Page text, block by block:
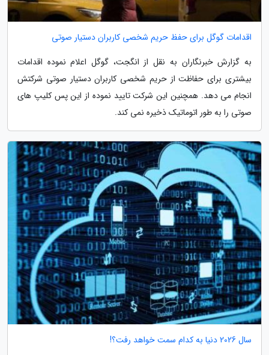
اقدامات گوگل برای حفظ حریم شخصی کاربران دستیار صوتی
به گزارش خبرنگاران به نقل از انگجت، گوگل اعلام نموده اقدامات
بیشتری برای حفاظت از حریم شخصی کاربران دستیار صوتی شرکتش
انجام می دهد. همچنین این شرکت تایید نموده از این پس کلیپ های
صوتی را به طور اتوماتیک ذخیره نمی کند.
سال 2026 دنیا به کدام سمت خواهد رفت؟!